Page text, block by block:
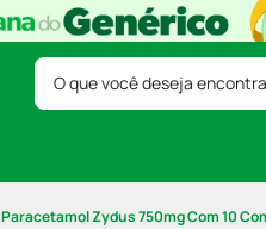
O que você deseja
Paracetamol Zydus 750mg Com 10